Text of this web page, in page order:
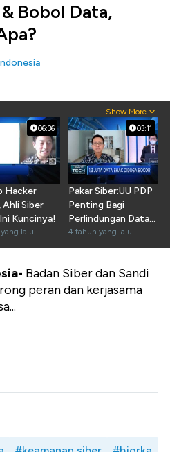
Bobol Data,
Show More
06:36
Hacker
Ahli Siber
Kuncinya!
lalu
03:11
Pakar Siber:UU PDP
Penting Bagi
Perlindungan Data
Pribadi
4 tahun yang lalu
Badan Siber dan Sandi
peran dan kerjasama